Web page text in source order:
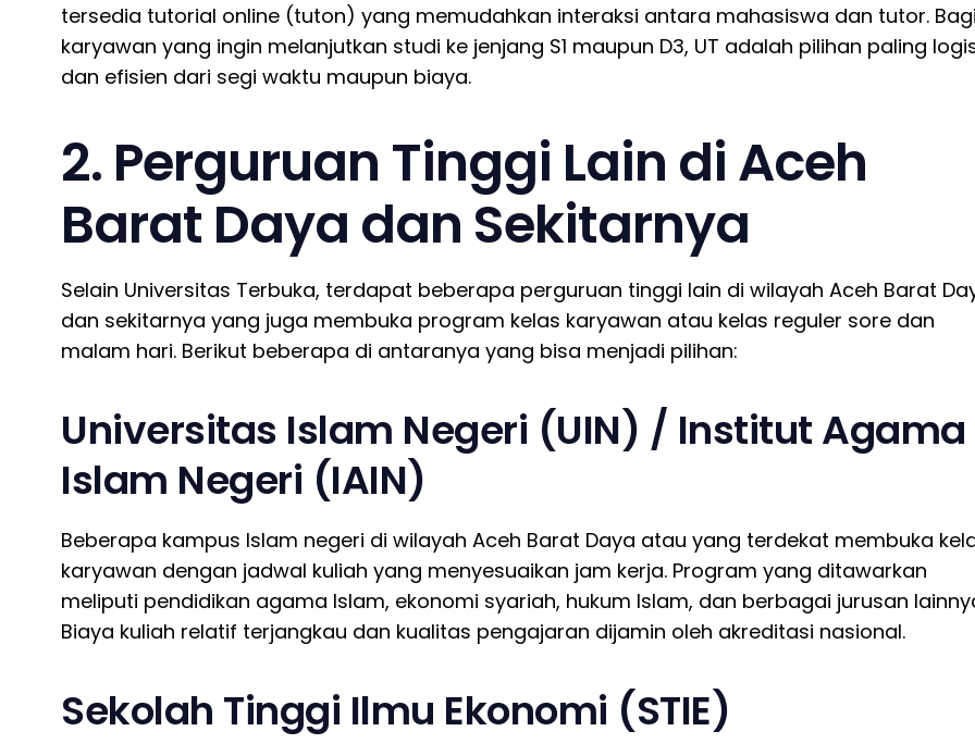
tersedia tutorial online (tuton) yang memudahkan interaksi antara mahasiswa dan tutor. Bagi
karyawan yang ingin melanjutkan studi ke jenjang S1 maupun D3, UT adalah pilihan paling
dan efisien dari segi waktu maupun biaya.
2. Perguruan Tinggi Lain di Aceh
Barat Daya dan Sekitarnya
Selain Universitas Terbuka, terdapat beberapa perguruan tinggi lain di wilayah Aceh Barat
dan sekitarnya yang juga membuka program kelas karyawan atau kelas reguler sore dan
malam hari. Berikut beberapa di antaranya yang bisa menjadi pilihan:
Universitas Islam Negeri (UIN) / Institut Agama
Islam Negeri (IAIN)
Beberapa kampus Islam negeri di wilayah Aceh Barat Daya atau yang terdekat membuka
karyawan dengan jadwal kuliah yang menyesuaikan jam kerja. Program yang ditawarkan
meliputi pendidikan agama Islam, ekonomi syariah, hukum Islam, dan berbagai jurusan
Biaya kuliah relatif terjangkau dan kualitas pengajaran dijamin oleh akreditasi nasional.
Sekolah Tinggi Ilmu Ekonomi (STIE)